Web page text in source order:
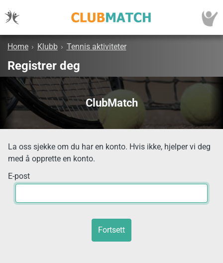
Home › Klubb › Tennis aktiviteter
Registrer deg
ClubMatch
La oss sjekke om du har en konto. Hvis ikke, hjelper vi deg
med å opprette en konto.
E-post
Fortsett